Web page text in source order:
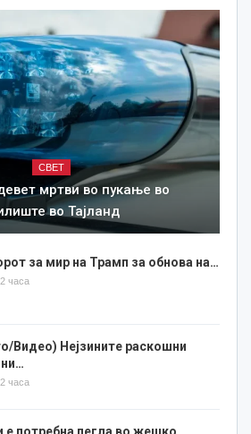
СВЕТ
мртви во пукање во
во Тајланд
за мир на Трамп за обнова на…
часа
Видео) Нејзините раскошни
часа